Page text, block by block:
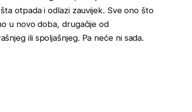
otpada i odlazi zauvijek. Sve ono što
u novo doba, drugačije od
ili spoljašnjeg. Pa neće ni sada.